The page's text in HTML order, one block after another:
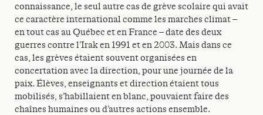
connaissance, le seul autre cas de grève scolaire qui avait
ce caractère international comme les marches climat –
en tout cas au Québec et en France – date des deux
guerres contre l’Irak en 1991 et en 2003. Mais dans ce
cas, les grèves étaient souvent organisées en
concertation avec la direction, pour une journée de la
paix. Élèves, enseignants et direction étaient tous
mobilisés, s’habillaient en blanc, pouvaient faire des
chaînes humaines ou d’autres actions ensemble.